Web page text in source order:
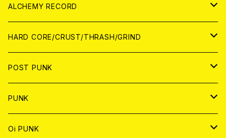
PATCH
アナログ
DIGITAL CONTENTS
ALCHEMY RECORD
CD
ANALOG
HARD CORE/CRUST/THRASH/GRIND
JAPAN
CD
ANALOG
WORLD
CD
POST PUNK
CD
JAPAN
ANALOG
PUNK
JAPAN
Oi PUNK